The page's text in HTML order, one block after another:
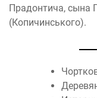
Прадонтича, сына
(Копичинського).